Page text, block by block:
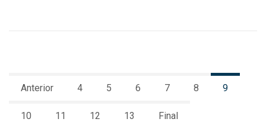
Anterior 4 5 6 7 8 9
10 11 12 13 Final